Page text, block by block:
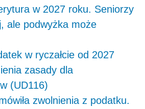
w 2027 roku. Seniorzy
ale podwyżka może
w ryczałcie od 2027
zasady dla
(UD116)
zwolnienia z podatku.